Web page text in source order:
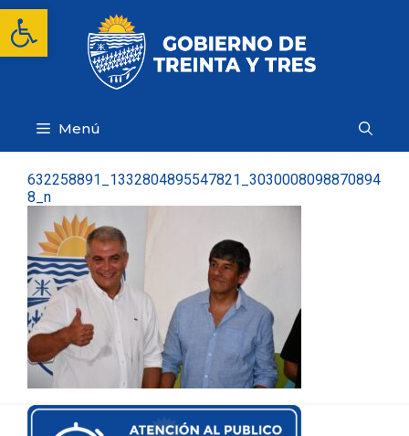
Abrir barra de herramientas
Saltar
contenido
Menú
632258891_1332804895547821_3030008098870894
8_n